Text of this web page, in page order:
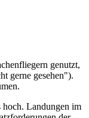
genutzt,
gerne gesehen").
hoch. Landungen im